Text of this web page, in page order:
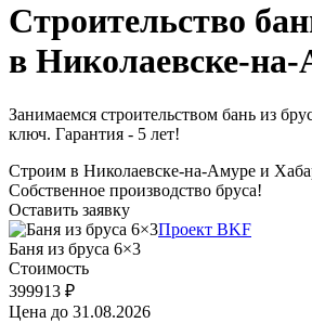
Строительство
в Николаевске-
Занимаемся строительством бань из
ключ. Гарантия - 5 лет!
Строим в Николаевске-на-Амуре и
Собственное производство бруса!
Оставить заявку
Проект BKF
Баня из бруса 6×3
Стоимость
399913 ₽
Цена до 31.08.2026